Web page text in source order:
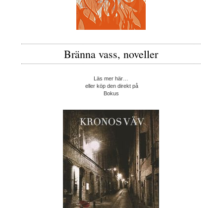
Bränna vass, noveller
Läs mer här…
eller köp den direkt på
Bokus